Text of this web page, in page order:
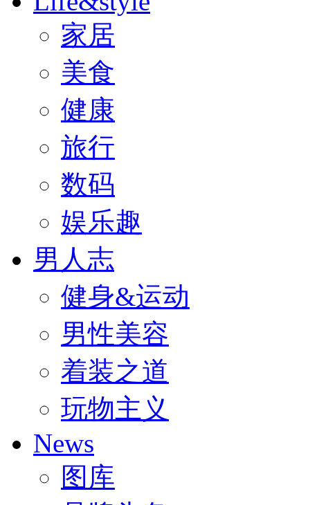
家居
美食
健康
旅行
数码
娱乐趣
男人志
健身&运动
男性美容
着装之道
玩物主义
News
图库